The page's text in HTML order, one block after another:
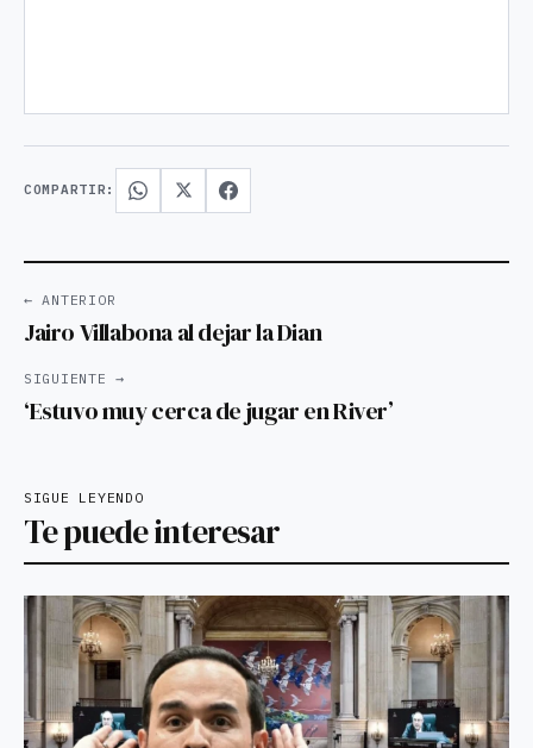
COMPARTIR:
← ANTERIOR
Jairo Villabona al dejar la Dian
SIGUIENTE →
‘Estuvo muy cerca de jugar en River’
SIGUE LEYENDO
Te puede interesar